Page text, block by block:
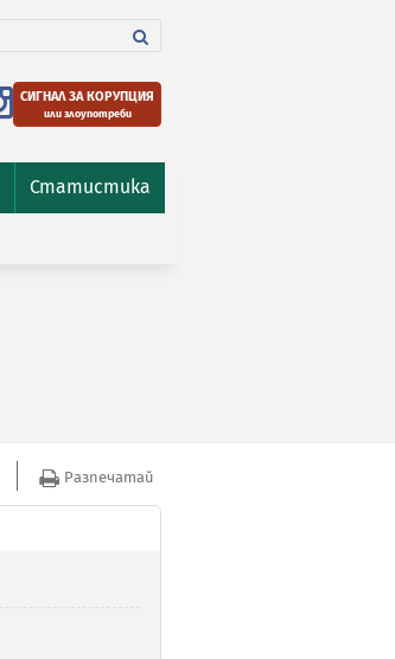
СИГНАЛ ЗА КОРУПЦИЯ
или злоупотреби
Статистика
Разпечатай